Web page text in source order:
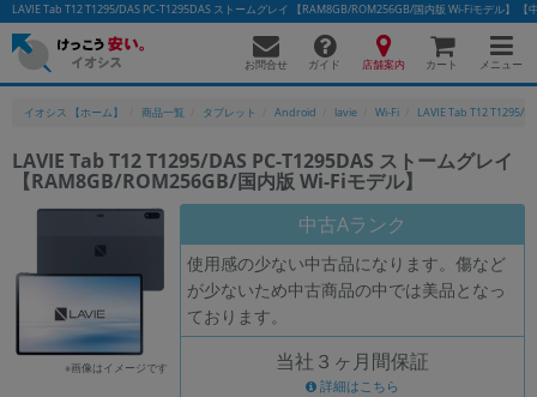
LAVIE Tab T12 T1295/DAS PC-T1295DAS ストームグレイ 【RAM8GB/ROM256GB/国内版 Wi-Fiモデル】
お問合せ ガイド 店舗案内 カート メニュー
イオシス 【ホーム】 商品一覧 タブレット Android lavie Wi-Fi LAVIE Tab T12 T1295/
LAVIE Tab T12 T1295/DAS PC-T1295DAS ストームグレイ
【RAM8GB/ROM256GB/国内版 Wi-Fiモデル】
※画像はイメージです
中古Aランク
使用感の少ない中古品になります。傷など
が少ないため中古商品の中では美品となっ
ております。
当社３ヶ月間保証
詳細はこちら
かんたんパソコン検索に切り替える
フリーワード
除外ワード
人気の検索ワード： Let's note